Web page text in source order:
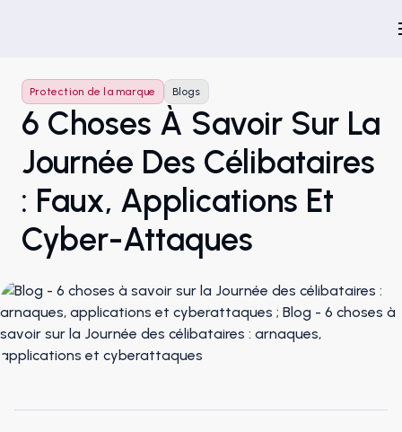
Protection de la marque Blogs
6 Choses À Savoir Sur La
Journée Des Célibataires
: Faux, Applications Et
Cyber-Attaques